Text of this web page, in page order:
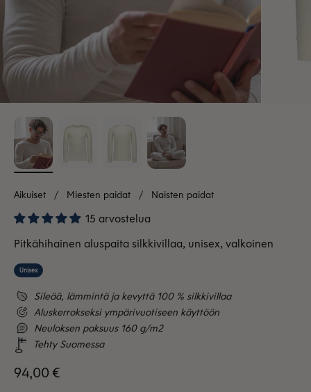
Aikuiset Miesten paidat Naisten paidat
15 arvostelua
Pitkähihainen aluspaita silkkivillaa, unisex, valkoinen
Unisex
Sileää, lämmintä ja kevyttä 100 % silkkivillaa
Aluskerrokseksi ympärivuotiseen käyttöön
Neuloksen paksuus 160 g/m2
Tehty Suomessa
Alennushinta
94,00 €